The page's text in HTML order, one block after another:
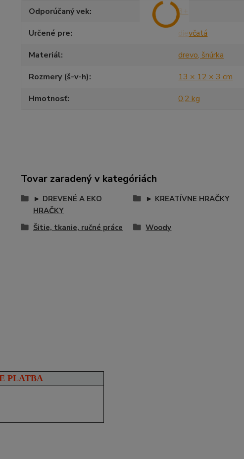
PLATBA
Odporúčaný vek
3+
Určené pre
dievčatá
Materiál
drevo, šnúrka
Rozmery (š-v-h)
13 × 12 × 3 cm
Hmotnosť
0,2 kg
Tovar zaradený v kategóriách
► DREVENÉ A EKO
HRAČKY
► KREATÍVNE HRAČKY
Šitie, tkanie, ručné práce Woody